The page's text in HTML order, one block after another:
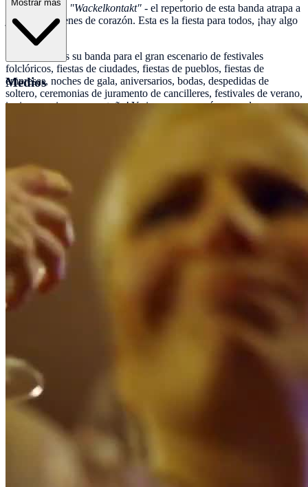
actuales como
"Wackelkontakt" - el repertorio de esta banda atrapa a
jóvenes y jóvenes de corazón. Esta es la fiesta para todos, ¡hay algo
para todos!
¡Luxus Loft es su banda para el gran escenario de festivales
folclóricos, fiestas de ciudades, fiestas de pueblos, fiestas de
empresas, noches de gala, aniversarios, bodas, despedidas de
soltero, ceremonias de juramento de cancilleres, festivales de verano,
invierno, primavera y otoño! Y si es un poco más acogedor,
haremos perfecto!
Mostrar más
Medios